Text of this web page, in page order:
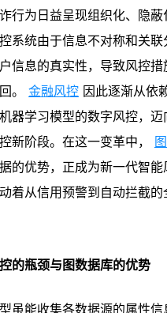
行为日益呈现组织化、隐
系统由于信息不对称和关
信息的真实性，导致风控
。
金融风控 因此逐渐从依
器学习模型的数字风控，
新阶段。在这一变革中，
的优势，正成为新一代智
着从信用预警到自动拦截
的瓶颈与图数据库的优势
虽能收集各数据源的属性